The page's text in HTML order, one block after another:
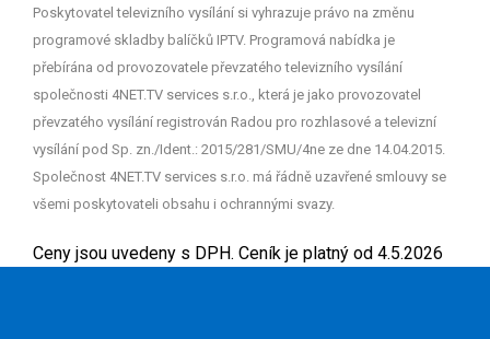
Poskytovatel televizního vysílání si vyhrazuje právo na změnu
programové skladby balíčků IPTV. Programová nabídka je
přebírána od provozovatele převzatého televizního vysílání
společnosti 4NET.TV services s.r.o., která je jako provozovatel
převzatého vysílání registrován Radou pro rozhlasové a televizní
vysílání pod Sp. zn./Ident.: 2015/281/SMU/4ne ze dne 14.04.2015.
Společnost 4NET.TV services s.r.o. má řádně uzavřené smlouvy se
všemi poskytovateli obsahu i ochrannými svazy.
Ceny jsou uvedeny s DPH. Ceník je platný od 4.5.2026